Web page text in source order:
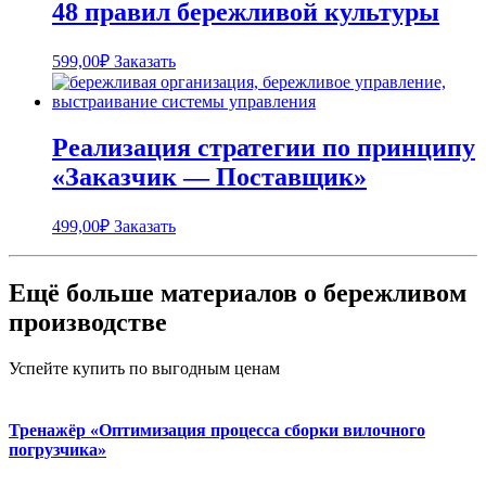
48 правил бережливой культуры
599,00₽ Заказать
Реализация стратегии по принципу
«Заказчик — Поставщик»
499,00₽ Заказать
Ещё больше материалов о бережливом
производстве
Успейте купить по выгодным ценам
Тренажёр «Оптимизация процесса сборки вилочного
погрузчика»